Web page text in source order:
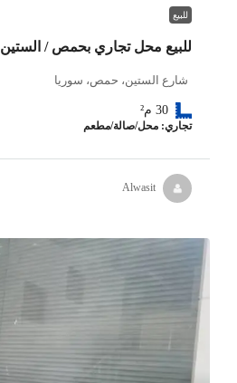
للبيع
للبيع محل تجاري بحمص / الستين
شارع الستين، حمص، سوريا
30 م²
تجاري: محل/صالة/مطعم
Alwasit